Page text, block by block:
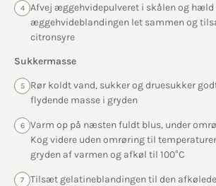
4
Afvej æggehvidepulveret i skålen og hæld
æggehvideblandingen let sammen og
citronsyre
Sukkermasse
5
Rør koldt vand, sukker og druesukker
flydende masse i gryden
6
Varm op på næsten fuldt blus, under
Kog videre uden omrøring til temperaturen
gryden af varmen og afkøl til 100°C
7
Tilsæt gelatineblandingen til den